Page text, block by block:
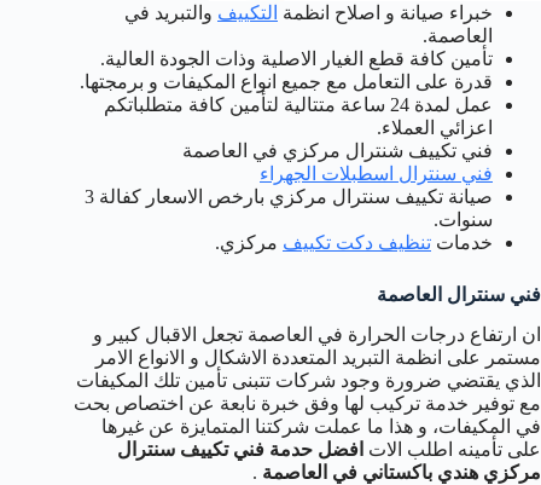
خبراء صيانة و اصلاح انظمة التكييف والتبريد في
العاصمة.
تأمين كافة قطع الغيار الاصلية وذات الجودة العالية.
قدرة على التعامل مع جميع انواع المكيفات و برمجتها.
عمل لمدة 24 ساعة متتالية لتأمين كافة متطلباتكم
اعزائي العملاء.
فني تكييف شنترال مركزي في العاصمة
فني سنترال اسطبلات الجهراء
صيانة تكييف سنترال مركزي بارخص الاسعار كفالة 3
سنوات.
خدمات تنظيف دكت تكييف مركزي.
فني سنترال العاصمة
ان ارتفاع درجات الحرارة في العاصمة تجعل الاقبال كبير و
مستمر على انظمة التبريد المتعددة الاشكال و الانواع الامر
الذي يقتضي ضرورة وجود شركات تتبنى تأمين تلك المكيفات
مع توفير خدمة تركيب لها وفق خبرة نابعة عن اختصاص بحت
في المكيفات، و هذا ما عملت شركتنا المتمايزة عن غيرها
على تأمينه اطلب الات افضل حدمة فني تكييف سنترال
مركزي هندي باكستاني في العاصمة .